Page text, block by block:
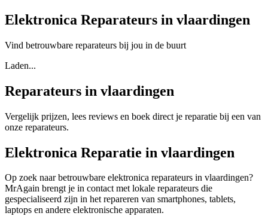
Elektronica Reparateurs in vlaardingen
Vind betrouwbare reparateurs bij jou in de buurt
Laden...
Reparateurs in vlaardingen
Vergelijk prijzen, lees reviews en boek direct je reparatie bij een van
onze reparateurs.
Elektronica Reparatie in vlaardingen
Op zoek naar betrouwbare elektronica reparateurs in vlaardingen?
MrAgain brengt je in contact met lokale reparateurs die
gespecialiseerd zijn in het repareren van smartphones, tablets,
laptops en andere elektronische apparaten.